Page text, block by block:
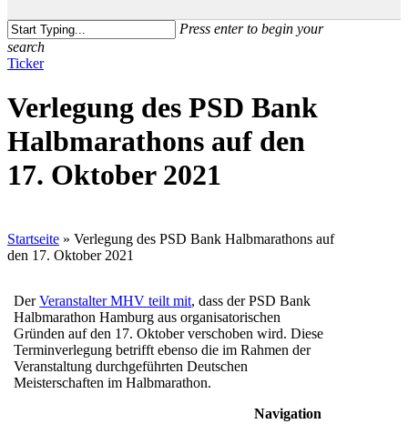
Press enter to begin your
search
Close
Ticker
Verlegung des PSD Bank
Halbmarathons auf den
17. Oktober 2021
Startseite » Verlegung des PSD Bank Halbmarathons auf
den 17. Oktober 2021
DerVeranstalter MHV teilt mit, dass der PSD Bank
Halbmarathon Hamburg aus organisatorischen
Gründen auf den 17. Oktober verschoben wird. Diese
Terminverlegung betrifft ebenso die im Rahmen der
Veranstaltung durchgeführten Deutschen
Meisterschaften im Halbmarathon.
Navigation